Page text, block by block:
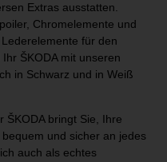
Extras ausstatten.
Chromelemente und
für den
ŠKODA mit unseren
in Schwarz und in Weiß
ŠKODA bringt Sie, Ihre
bequem und sicher an jedes
auch als echtes